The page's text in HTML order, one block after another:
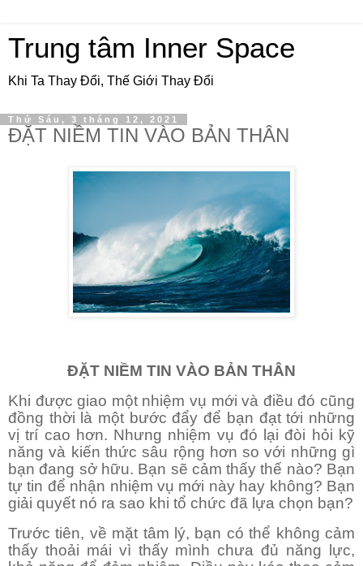
Trung tâm Inner Space
Khi Ta Thay Đổi, Thế Giới Thay Đổi
Thứ Sáu, 3 tháng 12, 2021
ĐẶT NIỀM TIN VÀO BẢN THÂN
ĐẶT NIỀM TIN VÀO BẢN THÂN
Khi được giao một nhiệm vụ mới và điều đó cũng
đồng thời là một bước đẩy để bạn đạt tới những
vị trí cao hơn. Nhưng nhiệm vụ đó lại đòi hỏi kỹ
năng và kiến thức sâu rộng hơn so với những gì
bạn đang sở hữu. Bạn sẽ cảm thấy thế nào? Bạn
tự tin để nhận nhiệm vụ mới này hay không? Bạn
giải quyết nó ra sao khi tổ chức đã lựa chọn bạn?
Trước tiên, về mặt tâm lý, bạn có thể không cảm
thấy thoải mái vì thấy mình chưa đủ năng lực,